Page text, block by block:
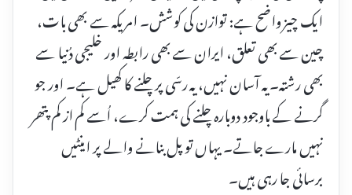
ایک چیز واضح ہے: توازن کی کوشش۔ امریکہ سے بھی بات،
چین سے بھی تعلق، ایران سے بھی رابطہ اور خلیجی دُنیا سے
بھی رشتہ۔ یہ آسان نہیں، یہ رسّی پر چلنے کا کھیل ہے۔ اور جو
گرنے کے باوجود دوبارہ چلنے کی ہمت کرے، اُسے کم از کم پتھر
نہیں مارے جاتے۔ یہاں تو پل بنانے والے پر اینٹیں
برسائی جا رہی ہیں۔